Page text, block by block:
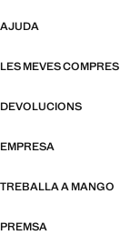
AJUDA
LES MEVES COMPRES
DEVOLUCIONS
EMPRESA
TREBALLA A MANGO
PREMSA